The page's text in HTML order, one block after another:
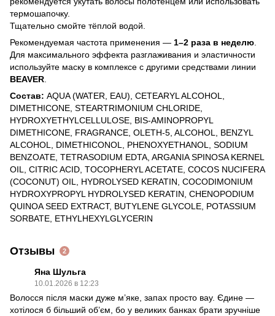
термошапочку.
Тщательно смойте тёплой водой.
Рекомендуемая частота применения — 1–2 раза в неделю.
Для максимального эффекта разглаживания и эластичности
используйте маску в комплексе с другими средствами линии
BEAVER.
Состав: AQUA (WATER, EAU), CETEARYL ALCOHOL,
DIMETHICONE, STEARTRIMONIUM CHLORIDE,
HYDROXYETHYLCELLULOSE, BIS-AMINOPROPYL
DIMETHICONE, FRAGRANCE, OLETH-5, ALCOHOL, BENZYL
ALCOHOL, DIMETHICONOL, PHENOXYETHANOL, SODIUM
BENZOATE, TETRASODIUM EDTA, ARGANIA SPINOSA KERNEL
OIL, CITRIC ACID, TOCOPHERYL ACETATE, COCOS NUCIFERA
(COCONUT) OIL, HYDROLYSED KERATIN, COCODIMONIUM
HYDROXYPROPYL HYDROLYSED KERATIN, CHENOPODIUM
QUINOA SEED EXTRACT, BUTYLENE GLYCOLE, POTASSIUM
SORBATE, ETHYLHEXYLGLYCERIN
Отзывы 2
Яна Шульга
10.01.2026 в 12:23
Волосся після маски дуже м’яке, запах просто вау. Єдине —
хотілося б більший об’єм, бо у великих банках брати зручніше